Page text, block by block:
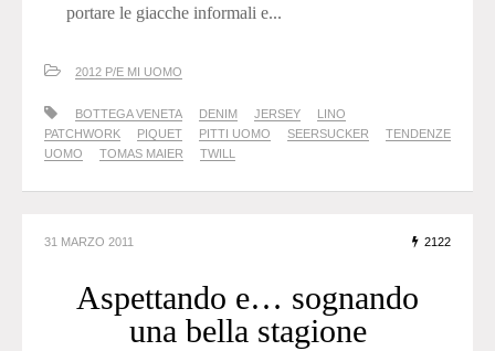
portare le giacche informali e...
2012 P/E MI UOMO
BOTTEGA VENETA DENIM JERSEY
LINO
PATCHWORK
PIQUET PITTI UOMO SEERSUCKER
TENDENZE
UOMO
TOMAS MAIER TWILL
31 MARZO 2011 2122
Aspettando e… sognando
una bella stagione